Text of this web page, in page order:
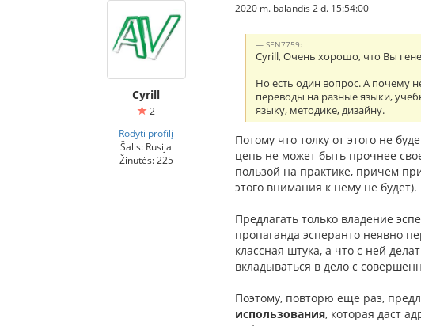
Cyrill
2
Rodyti profilį
Šalis: Rusija
Žinutės: 225
2020 m. balandis 2 d. 15:54:00
SEN7759:
Cyrill, Очень хорошо, что Вы
Но есть один вопрос. А почему
переводы на разные языки,
языку, методике, дизайну.
Потому что толку от этого не
цепь не может быть прочнее
пользой на практике, причем
этого внимания к нему не будет).
Предлагать только владение
пропаганда эсперанто неявно
классная штука, а что с ней
вкладываться в дело с
Поэтому, повторю еще раз,
использования, которая даст